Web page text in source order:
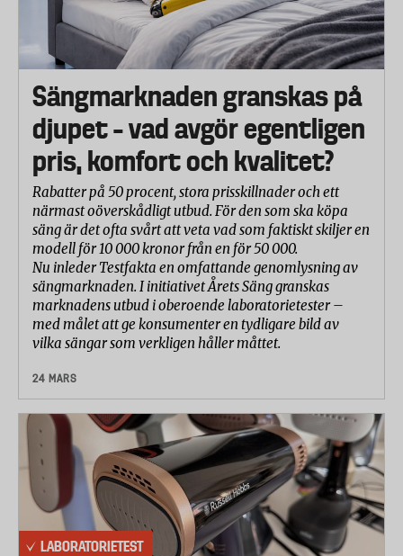
Sängmarknaden granskas på
djupet – vad avgör egentligen
pris, komfort och kvalitet?
Rabatter på 50 procent, stora prisskillnader och ett
närmast oöverskådligt utbud. För den som ska köpa
säng är det ofta svårt att veta vad som faktiskt skiljer en
modell för 10 000 kronor från en för 50 000.
Nu inleder Testfakta en omfattande genomlysning av
sängmarknaden. I initiativet Årets Säng granskas
marknadens utbud i oberoende laboratorietester –
med målet att ge konsumenter en tydligare bild av
vilka sängar som verkligen håller måttet.
24 MARS
LABORATORIETEST